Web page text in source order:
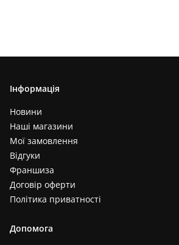
Інформація
Новини
Наші магазини
Мої замовлення
Відгуки
Франшиза
Договір оферти
Політика приватності
Допомога